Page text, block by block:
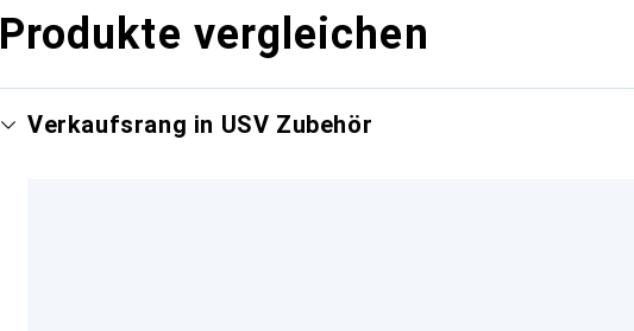
Produkte vergleichen
Verkaufsrang in USV Zubehör